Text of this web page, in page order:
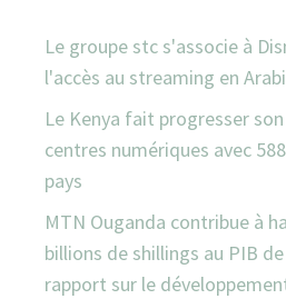
Le groupe stc s'associe à
l'accès au streaming en
Le Kenya fait progresser
centres numériques avec
pays
MTN Ouganda contribue à
billions de shillings au PIB
rapport sur le